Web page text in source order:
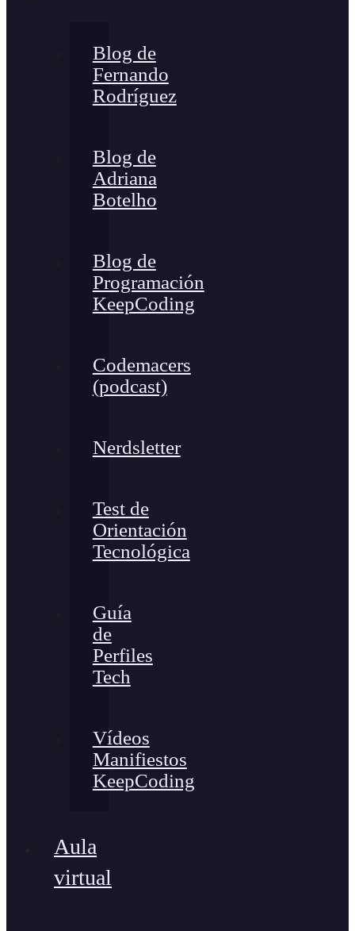
Blog de
Fernando
Rodríguez
Blog de
Adriana
Botelho
Blog de
Programación
KeepCoding
Codemacers
(podcast)
Nerdsletter
Test de
Orientación
Tecnológica
Guía
de
Perfiles
Tech
Vídeos
Manifiestos
KeepCoding
Aula
virtual